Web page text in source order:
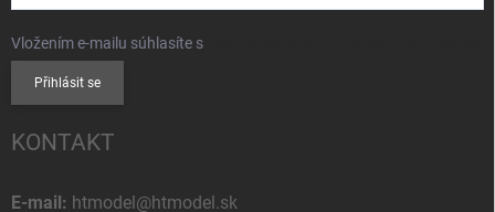
Vložením e-mailu súhlasíte s
Přihlásit se
KONTAKT
E-mail: htmodel@htmodel.sk